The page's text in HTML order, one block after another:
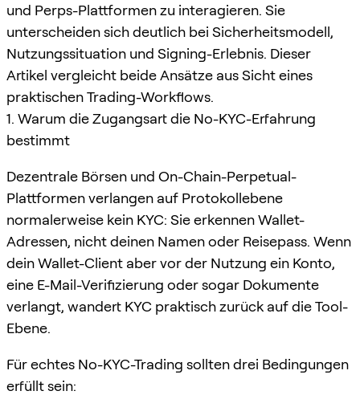
und Perps-Plattformen zu interagieren. Sie
unterscheiden sich deutlich bei Sicherheitsmodell,
Nutzungssituation und Signing-Erlebnis. Dieser
Artikel vergleicht beide Ansätze aus Sicht eines
praktischen Trading-Workflows.
1. Warum die Zugangsart die No-KYC-Erfahrung
bestimmt
Dezentrale Börsen und On-Chain-Perpetual-
Plattformen verlangen auf Protokollebene
normalerweise kein KYC: Sie erkennen Wallet-
Adressen, nicht deinen Namen oder Reisepass. Wenn
dein Wallet-Client aber vor der Nutzung ein Konto,
eine E-Mail-Verifizierung oder sogar Dokumente
verlangt, wandert KYC praktisch zurück auf die Tool-
Ebene.
Für echtes No-KYC-Trading sollten drei Bedingungen
erfüllt sein: